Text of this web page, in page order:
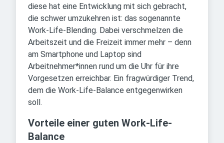
diese hat eine Entwicklung mit sich gebracht,
die schwer umzukehren ist: das sogenannte
Work-Life-Blending. Dabei verschmelzen die
Arbeitszeit und die Freizeit immer mehr – denn
am Smartphone und Laptop sind
Arbeitnehmer*innen rund um die Uhr für ihre
Vorgesetzen erreichbar. Ein fragwürdiger Trend,
dem die Work-Life-Balance entgegenwirken
soll.
Vorteile einer guten Work-Life-
Balance